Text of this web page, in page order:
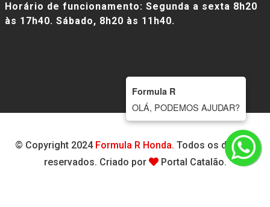
Horário de funcionamento: Segunda a sexta 8h20
às 17h40. Sábado, 8h20 às 11h40.
© Copyright 2024 Formula R Honda. Todos os direitos
reservados. Criado por
Portal Catalão.
Formula R
OLÁ, PODEMOS AJUDAR?